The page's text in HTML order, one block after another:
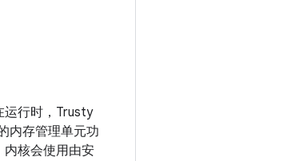
运行时，Trusty
内存管理单元功
内核会使用由安